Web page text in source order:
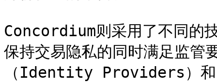
Concordium则采用了不同的
保持交易隐私的同时满足监管
（Identity Providers）和